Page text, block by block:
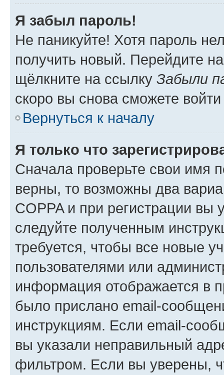
Я забыл пароль!
Не паникуйте! Хотя пароль
получить новый. Перейдите
щёлкните на ссылку Забыли
скоро вы снова сможете
Вернуться к началу
Я только что
Сначала проверьте свои имя
верны, то возможны два
COPPA и при регистрации вы
следуйте полученным
требуется, чтобы все новые
пользователями или
информация отображается в
было прислано email-
инструкциям. Если email-
вы указали неправильный
фильтром. Если вы уверены,